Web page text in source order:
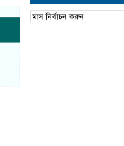
পাহাড়বার্তা
আর্কাইভ